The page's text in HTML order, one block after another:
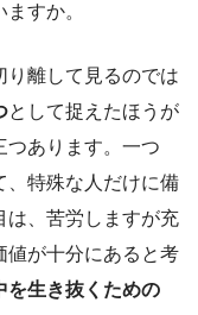
すか。
り離して見るのでは
として捉えたほうが
つあります。一つ
、特殊な人だけに備
は、苦労しますが充
値が十分にあると考
を生き抜くための